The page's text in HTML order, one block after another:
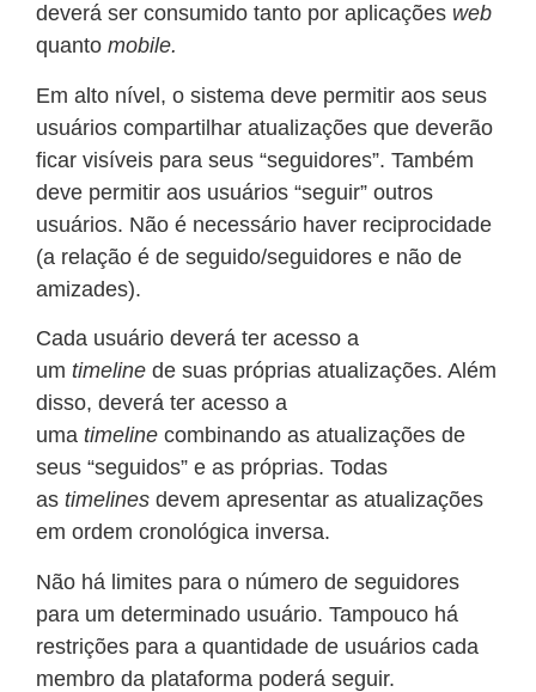
deverá ser consumido tanto por aplicações web
quanto mobile.
Em alto nível, o sistema deve permitir aos seus
usuários compartilhar atualizações que deverão
ficar visíveis para seus “seguidores”. Também
deve permitir aos usuários “seguir” outros
usuários. Não é necessário haver reciprocidade
(a relação é de seguido/seguidores e não de
amizades).
Cada usuário deverá ter acesso a
um timeline de suas próprias atualizações. Além
disso, deverá ter acesso a
uma timeline combinando as atualizações de
seus “seguidos” e as próprias. Todas
as timelines devem apresentar as atualizações
em ordem cronológica inversa.
Não há limites para o número de seguidores
para um determinado usuário. Tampouco há
restrições para a quantidade de usuários cada
membro da plataforma poderá seguir.